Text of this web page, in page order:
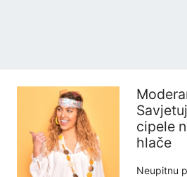
cipele
hlače
Neupitnu